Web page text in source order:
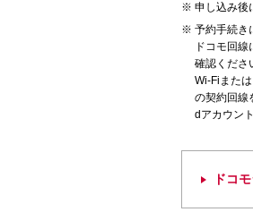
申し込み後
予約手続き
ドコモ回
確認くださ
Wi-Fiまた
の契約回線
dアカウン
ドコ